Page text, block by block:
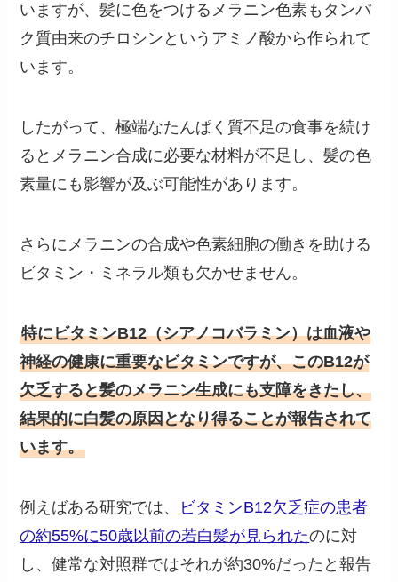
いますが、髪に色をつけるメラニン色素もタンパ
ク質由来のチロシンというアミノ酸から作られて
います。
したがって、極端なたんぱく質不足の食事を続け
るとメラニン合成に必要な材料が不足し、髪の色
素量にも影響が及ぶ可能性があります。
さらにメラニンの合成や色素細胞の働きを助ける
ビタミン・ミネラル類も欠かせません。
特にビタミンB12（シアノコバラミン）は血液や
神経の健康に重要なビタミンですが、このB12が
欠乏すると髪のメラニン生成にも支障をきたし、
結果的に白髪の原因となり得ることが報告されて
います。
例えばある研究では、
ビタミンB12欠乏症の患者
の約55%に50歳以前の若白髪が見られたのに対
し、健常な対照群ではそれが約30%だったと報告